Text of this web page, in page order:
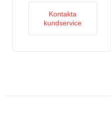
Kontakta
kundservice